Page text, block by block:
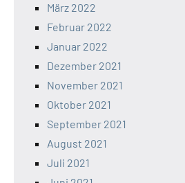
März 2022
Februar 2022
Januar 2022
Dezember 2021
November 2021
Oktober 2021
September 2021
August 2021
Juli 2021